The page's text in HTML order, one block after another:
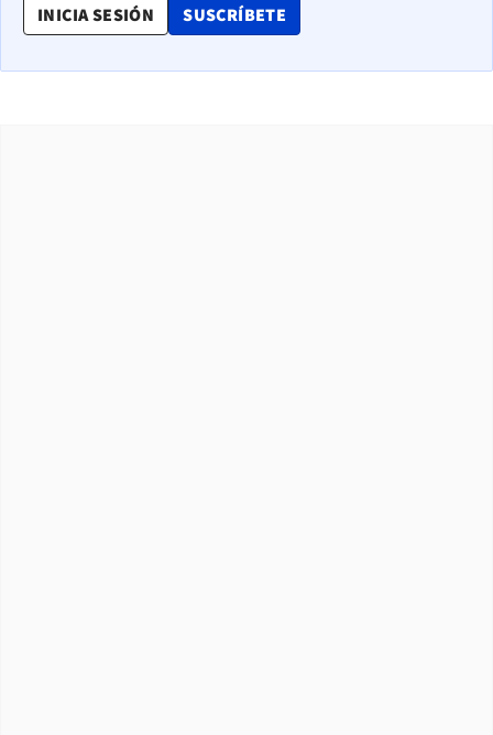
INICIA SESIÓN SUSCRÍBETE
OPENS IN NEW WINDOW